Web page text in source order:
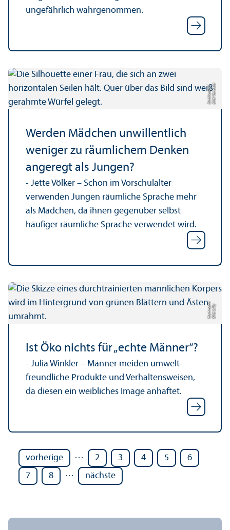
ungefährlich wahrgenommen.
Bil
d:
V
a
n
e
s
sa
R
e
t
t
k
o
w
s
ki
Werden Mädchen unwillentlich
weniger zu räumlichem Denken
angeregt als Jungen?
- Jette Völker – Schon im Vorschulalter
verwenden Jungen räumliche Sprache mehr
als Mädchen, da ihnen gegenüber selbst
häufiger räumliche Sprache verwendet wird.
Bil
d:
Lill
y
H
a
r
t
m
a
n
n
Ist Öko nichts für „echte Männer“?
- Julia Winkler – Männer meiden umwelt­
freundliche Produkte und Verhaltensweisen,
da diesen ein weibliches Image anhaftet.
vorherige … 2 3 4 5
6
7
8 … nächste